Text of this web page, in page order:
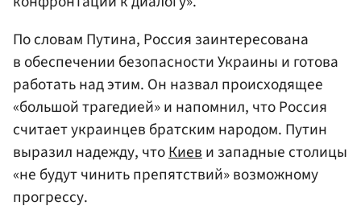
По словам Путина, Россия заинтересована
в обеспечении безопасности Украины и готова
работать над этим. Он назвал происходящее
«большой трагедией» и напомнил, что Россия
считает украинцев братским народом. Путин
выразил надежду, чтоКиеви западные столицы
«не будут чинить препятствий» возможному
прогрессу.